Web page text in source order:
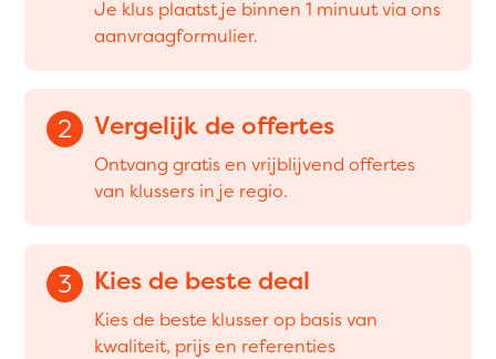
Je klus plaatst je binnen 1 minuut via ons
aanvraagformulier.
2 Vergelijk de offertes
Ontvang gratis en vrijblijvend offertes
van klussers in je regio.
3 Kies de beste deal
Kies de beste klusser op basis van
kwaliteit, prijs en referenties